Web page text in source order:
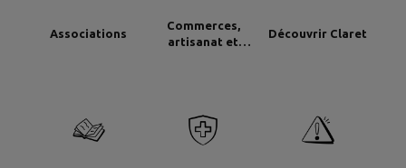
Associations
Commerces,
artisanat et
Découvrir Claret